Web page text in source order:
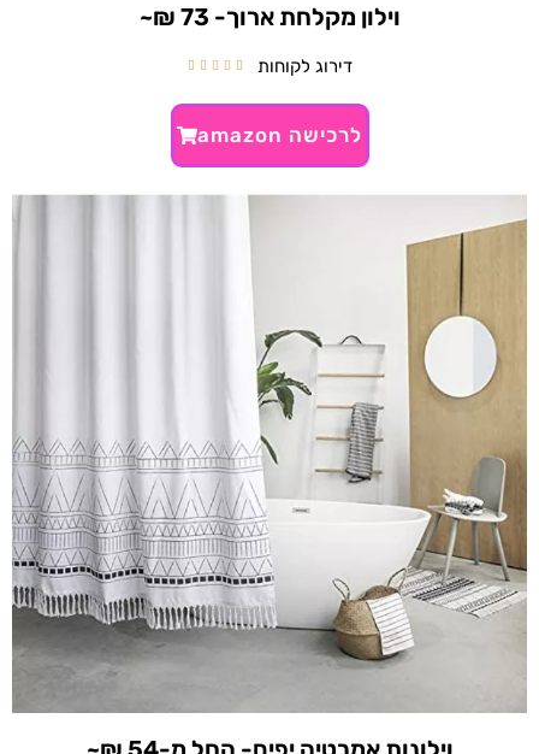
וילון מקלחת ארוך- 73 ₪~
דירוג לקוחות 




לרכישה amazon